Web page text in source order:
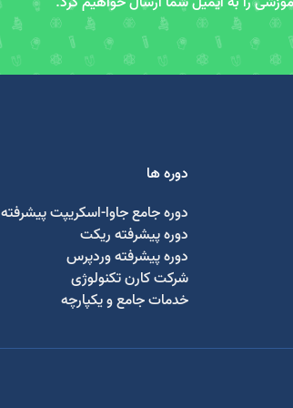
دوره ها
دوره جامع جاوا-اسکریپت پیشرفته
دوره پیشرفته ریکت
دوره پیشرفته وردپرس
شرکت کارن تکنولوژی
خدمات جامع و یکپارچه